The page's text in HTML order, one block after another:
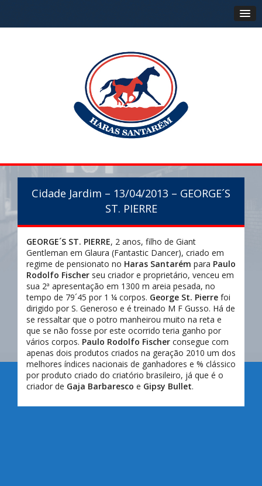
Cidade Jardim – 13/04/2013 – GEORGE´S
ST. PIERRE
GEORGE´S ST. PIERRE, 2 anos, filho de Giant
Gentleman em Glaura (Fantastic Dancer), criado em
regime de pensionato no Haras Santarém para Paulo
Rodolfo Fischer seu criador e proprietário, venceu em
sua 2ª apresentação em 1300 m areia pesada, no
tempo de 79´45 por 1 ¼ corpos. George St. Pierre foi
dirigido por S. Generoso e é treinado M F Gusso. Há de
se ressaltar que o potro manheirou muito na reta e
que se não fosse por este ocorrido teria ganho por
vários corpos. Paulo Rodolfo Fischer consegue com
apenas dois produtos criados na geração 2010 um dos
melhores índices nacionais de ganhadores e % clássico
por produto criado do criatório brasileiro, já que é o
criador de Gaja Barbaresco e Gipsy Bullet.